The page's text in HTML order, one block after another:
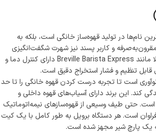
نام‌ها در تولید قهوه‌ساز خانگی است، بلکه به
و کاربر پسند نیز شهرت شگفت‌انگیزی
دارد. یک ماشین سطح بالا مانند Breville Barista Express دارای کنترل دما و
تنظیم و فشار استخراج دقیق است.
است تا تجربه درست کردن قهوه خانگی را تا حد
کند. این برند دارای آسیاب‌های قهوه داخلی و
حتی طیف وسیعی از قهوه‌سازهای نیمه‌اتوماتیک
است. هر دستگاه برویل به طور کامل با یک کیت
یک پارچ شیر مجهز شده است.